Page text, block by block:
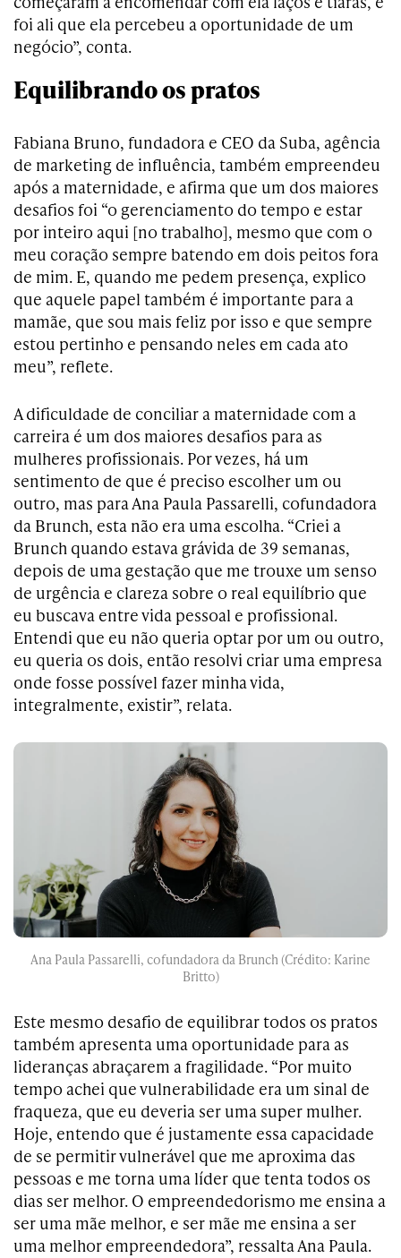
foi ali que ela percebeu a oportunidade de um
negócio”, conta.
Equilibrando os pratos
Fabiana Bruno, fundadora e CEO da Suba, agência
de marketing de influência, também empreendeu
após a maternidade, e afirma que um dos maiores
desafios foi “o gerenciamento do tempo e estar
por inteiro aqui [no trabalho], mesmo que com o
meu coração sempre batendo em dois peitos fora
de mim. E, quando me pedem presença, explico
que aquele papel também é importante para a
mamãe, que sou mais feliz por isso e que sempre
estou pertinho e pensando neles em cada ato
meu”, reflete.
A dificuldade de conciliar a maternidade com a
carreira é um dos maiores desafios para as
mulheres profissionais. Por vezes, há um
sentimento de que é preciso escolher um ou
outro, mas para Ana Paula Passarelli, cofundadora
da Brunch, esta não era uma escolha. “Criei a
Brunch quando estava grávida de 39 semanas,
depois de uma gestação que me trouxe um senso
de urgência e clareza sobre o real equilíbrio que
eu buscava entre vida pessoal e profissional.
Entendi que eu não queria optar por um ou outro,
eu queria os dois, então resolvi criar uma empresa
onde fosse possível fazer minha vida,
integralmente, existir”, relata.
Ana Paula Passarelli, cofundadora da Brunch (Crédito: Karine
Britto)
Este mesmo desafio de equilibrar todos os pratos
também apresenta uma oportunidade para as
lideranças abraçarem a fragilidade. “Por muito
tempo achei que vulnerabilidade era um sinal de
fraqueza, que eu deveria ser uma super mulher.
Hoje, entendo que é justamente essa capacidade
de se permitir vulnerável que me aproxima das
pessoas e me torna uma líder que tenta todos os
dias ser melhor. O empreendedorismo me ensina a
ser uma mãe melhor, e ser mãe me ensina a ser
uma melhor empreendedora”, ressalta Ana Paula.